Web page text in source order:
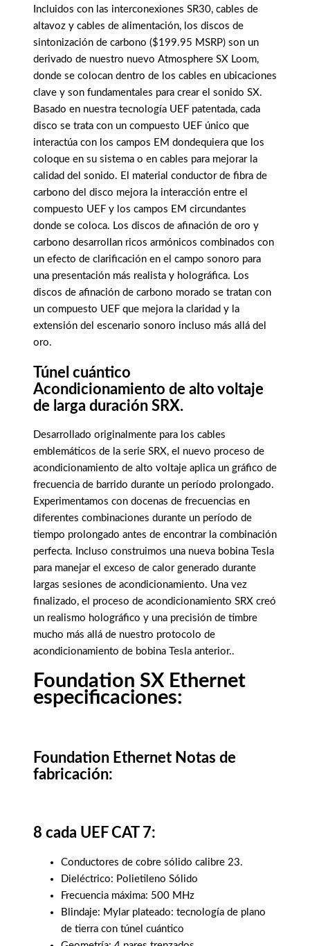
Incluidos con las interconexiones SR30, cables de
altavoz y cables de alimentación, los discos de
sintonización de carbono ($199.95 MSRP) son un
derivado de nuestro nuevo Atmosphere SX Loom,
donde se colocan dentro de los cables en ubicaciones
clave y son fundamentales para crear el sonido SX.
Basado en nuestra tecnología UEF patentada, cada
disco se trata con un compuesto UEF único que
interactúa con los campos EM dondequiera que los
coloque en su sistema o en cables para mejorar la
calidad del sonido. El material conductor de fibra de
carbono del disco mejora la interacción entre el
compuesto UEF y los campos EM circundantes
donde se coloca. Los discos de afinación de oro y
carbono desarrollan ricos armónicos combinados con
un efecto de clarificación en el campo sonoro para
una presentación más realista y holográfica. Los
discos de afinación de carbono morado se tratan con
un compuesto UEF que mejora la claridad y la
extensión del escenario sonoro incluso más allá del
oro.
Túnel cuántico
Acondicionamiento de alto voltaje
de larga duración SRX.
Desarrollado originalmente para los cables
emblemáticos de la serie SRX, el nuevo proceso de
acondicionamiento de alto voltaje aplica un gráfico de
frecuencia de barrido durante un período prolongado.
Experimentamos con docenas de frecuencias en
diferentes combinaciones durante un período de
tiempo prolongado antes de encontrar la combinación
perfecta. Incluso construimos una nueva bobina Tesla
para manejar el exceso de calor generado durante
largas sesiones de acondicionamiento. Una vez
finalizado, el proceso de acondicionamiento SRX creó
un realismo holográfico y una precisión de timbre
mucho más allá de nuestro protocolo de
acondicionamiento de bobina Tesla anterior..
Foundation SXEthernet
especificaciones:
Foundation Ethernet Notas de
fabricación:
8 cada UEF CAT 7:
Conductores de cobre sólido calibre 23.
Dieléctrico: Polietileno Sólido
Frecuencia máxima: 500 MHz
Blindaje: Mylar plateado: tecnología de plano
de tierra con túnel cuántico